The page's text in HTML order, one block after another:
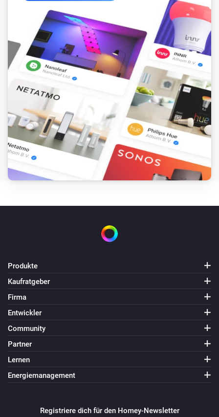
Produkte
Kaufratgeber
Firma
Entwickler
Community
Partner
Lernen
Energiemanagement
Registriere dich für den Homey-Newsletter